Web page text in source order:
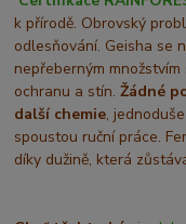
k přírodě. Obrovský
odlesňování. Geisha se
nepřeberným
ochranu a stín.Žádné
další chemie,
spoustou ruční práce.
díky dužině, která